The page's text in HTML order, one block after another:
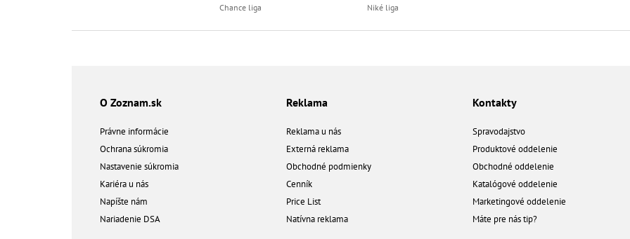
Chance liga Niké liga
O Zoznam.sk
Právne informácie
Ochrana súkromia
Nastavenie súkromia
Kariéra u nás
Napíšte nám
Nariadenie DSA
Reklama
Reklama u nás
Externá reklama
Obchodné podmienky
Cenník
Price List
Natívna reklama
Kontakty
Spravodajstvo
Produktové oddelenie
Obchodné oddelenie
Katalógové oddelenie
Marketingové oddelenie
Máte pre nás tip?